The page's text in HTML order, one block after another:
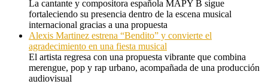
La cantante y compositora española MAPY B sigue
fortaleciendo su presencia dentro de la escena musical
internacional gracias a una propuesta
Alexis Martinez estrena “Bendito” y convierte el
agradecimiento en una fiesta musical
El artista regresa con una propuesta vibrante que combina
merengue, pop y rap urbano, acompañada de una producción
audiovisual